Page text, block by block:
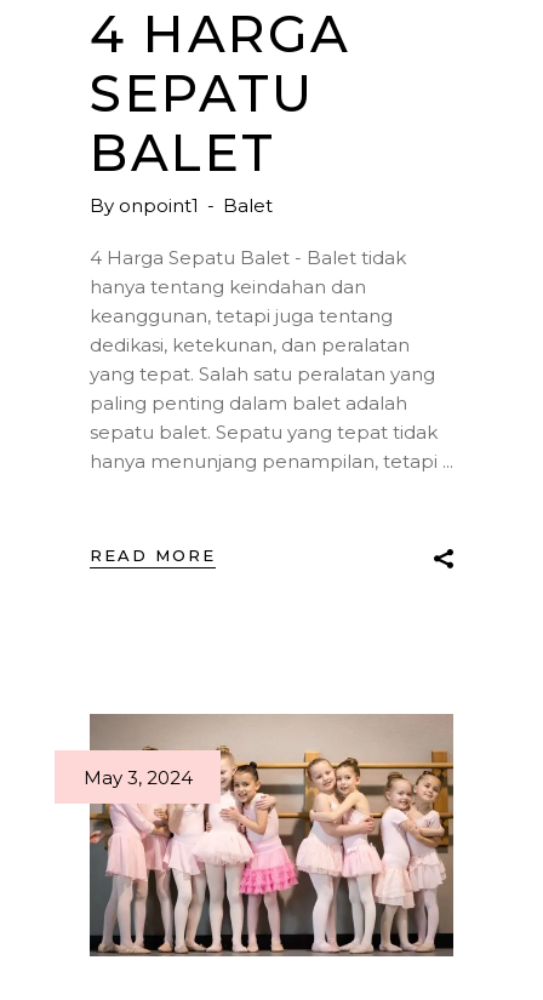
4 HARGA
SEPATU
BALET
By onpoint1 Balet
4 Harga Sepatu Balet - Balet tidak
hanya tentang keindahan dan
keanggunan, tetapi juga tentang
dedikasi, ketekunan, dan peralatan
yang tepat. Salah satu peralatan yang
paling penting dalam balet adalah
sepatu balet. Sepatu yang tepat tidak
hanya menunjang penampilan, tetapi
READ MORE
May 3, 2024